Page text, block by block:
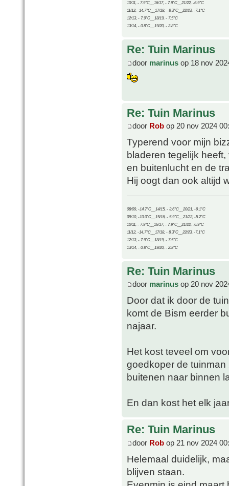
10/11, - 7.9°C__16/17, - 7.9°C__21/22, -6.9°C
11/12, -14.7°C__17/18, - 8.3°C__22/23, -7.1°C
12/13, - 7.9°C__18/19, - 7.5°C
13/14, - 0.8°C__19/20, - 2.8°C
Re: Tuin Marinus
door marinus op 18 nov
Re: Tuin Marinus
door Rob op 20 nov 2024
Typerend voor mijn
bladeren tegelijk
en buitenlucht en de
Hij oogt dan ook altijd
08/09, -14.7°C__14/15, - 3.6°C__20/21, -9.1°C
09/10, -10.0°C__15/16, - 5.9°C__21/22, -5.2°C
10/11, - 7.9°C__16/17, - 7.9°C__21/22, -6.9°C
11/12, -14.7°C__17/18, - 8.3°C__22/23, -7.1°C
12/13, - 7.9°C__18/19, - 7.5°C
13/14, - 0.8°C__19/20, - 2.8°C
Re: Tuin Marinus
door marinus op 20 nov
Door dat ik door de
komt de Bism eerder
najaar.
Het kost teveel om
goedkoper de
buitenen naar binnen
En dan kost het elk
Re: Tuin Marinus
door Rob op 21 nov 2024
Helemaal duidelijk,
blijven staan.